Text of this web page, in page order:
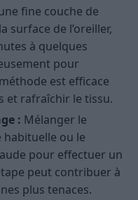
fine couche de
surface de l’oreiller,
à quelques
pour
est efficace
et rafraîchir le tissu.
: Mélanger le
habituelle ou le
pour effectuer un
peut contribuer à
plus tenaces.